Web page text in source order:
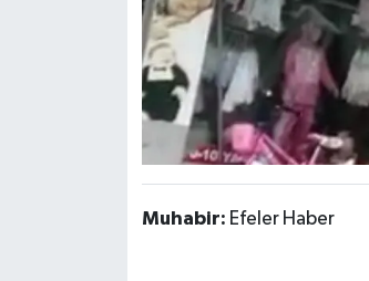
Muhabir: Efeler Haber